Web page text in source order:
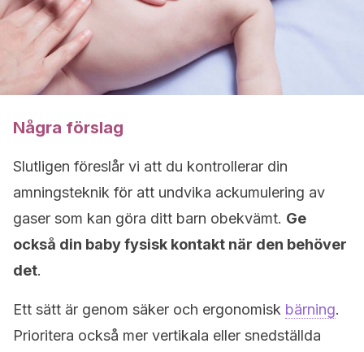
Några förslag
Slutligen föreslår vi att du kontrollerar din
amningsteknik för att undvika ackumulering av
gaser som kan göra ditt barn obekvämt. Ge
också din baby fysisk kontakt när den behöver
det.
Ett sätt är genom säker och ergonomisk bärning.
Prioritera också mer vertikala eller snedställda